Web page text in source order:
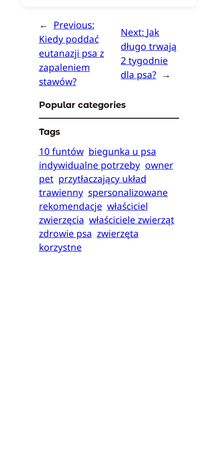
← Previous:
Kiedy poddać
eutanazji psa z
zapaleniem
stawów?
Next: Jak
długo trwają
2 tygodnie
dla psa? →
Popular categories
Tags
10 funtów biegunka u psa
indywidualne potrzeby owner
pet przytłaczający układ
trawienny spersonalizowane
rekomendacje właściciel
zwierzęcia właściciele zwierząt
zdrowie psa zwierzęta
korzystne